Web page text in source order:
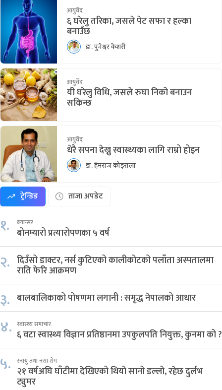
आयुर्वेद
६ घरेलु तरिका, जसले पेट सफा र हल्का
बनाउँछ
डा. पुनेश्वर केशरी
आयुर्वेद
यी घरेलु विधि, जसले रुघा निको बनाउन
सकिन्छ
आयुर्वेद
धेरै सपना देख्नु स्वास्थ्यका लागि राम्रो होइन
डा. हेमराज कोइराला
ट्रेन्डिङ ताजा अपडेट
१. क्यान्सर
बोनम्यारो प्रत्यारोपणका ५ वर्ष
२. दिउँसो डाक्टर, नर्स कुटिएको कालीकोटको पलाँता अस्पतालमा
राति फेरि आक्रमण
३. बालबालिकाको पोषणमा लगानी : समृद्ध नेपालको आधार
४. स्वास्थ्य समाचार
६ वटा स्वास्थ्य विज्ञान प्रतिष्ठानमा उपकुलपति नियुक्त, कुनमा को ?
५. स्नायु तथा नसा रोग
२१ वर्षअघि घाँटीमा देखिएको थियो सानो डल्लो, रहेछ दुर्लभ
ट्युमर